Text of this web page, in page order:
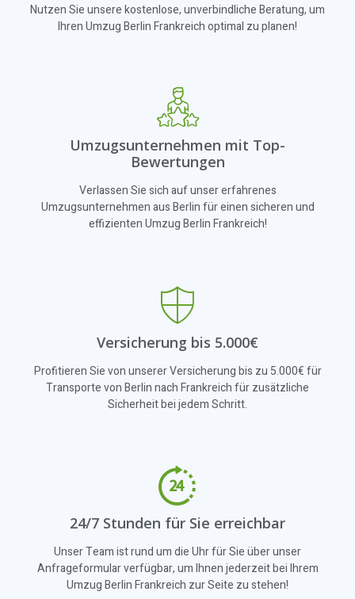
Nutzen Sie unsere kostenlose, unverbindliche Beratung, um
Ihren Umzug Berlin Frankreich optimal zu planen!
Umzugsunternehmen mit Top-
Bewertungen
Verlassen Sie sich auf unser erfahrenes
Umzugsunternehmen aus Berlin für einen sicheren und
effizienten Umzug Berlin Frankreich!
Versicherung bis 5.000€
Profitieren Sie von unserer Versicherung bis zu 5.000€ für
Transporte von Berlin nach Frankreich für zusätzliche
Sicherheit bei jedem Schritt.
24/7 Stunden für Sie erreichbar
Unser Team ist rund um die Uhr für Sie über unser
Anfrageformular verfügbar, um Ihnen jederzeit bei Ihrem
Umzug Berlin Frankreich zur Seite zu stehen!